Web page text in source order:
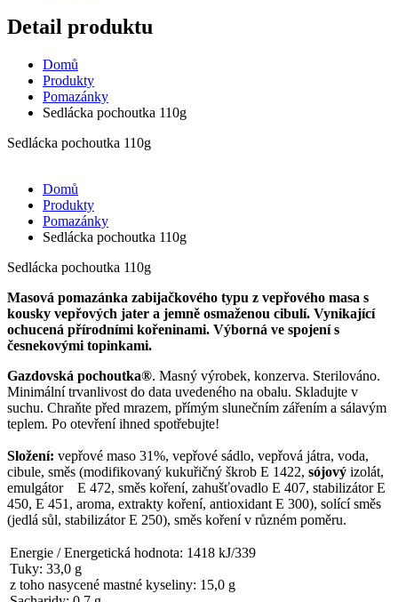
Detail produktu
Domů
Produkty
Pomazánky
Sedlácka pochoutka 110g
Sedlácka pochoutka 110g
Domů
Produkty
Pomazánky
Sedlácka pochoutka 110g
Sedlácka pochoutka 110g
Masová pomazánka zabijačkového typu z vepřového masa s
kousky vepřových jater a jemně osmaženou cibulí. Vynikající
ochucená přírodními kořeninami. Výborná ve spojení s
česnekovými topinkami.
Gazdovská pochoutka®. Masný výrobek, konzerva. Sterilováno.
Minimální trvanlivost do data uvedeného na obalu. Skladujte v
suchu. Chraňte před mrazem, přímým slunečním zářením a sálavým
teplem. Po otevření ihned spotřebujte!
Složení: vepřové maso 31%, vepřové sádlo, vepřová játra, voda,
cibule, směs (modifikovaný kukuřičný škrob E 1422, sójový izolát,
emulgátor E 472, směs koření, zahušťovadlo E 407, stabilizátor E
450, E 451, aroma, extrakty koření, antioxidant E 300), solící směs
(jedlá sůl, stabilizátor E 250), směs koření v různém poměru.
Energie / Energetická hodnota: 1418 kJ/339
Tuky: 33,0 g
z toho nasycené mastné kyseliny: 15,0 g